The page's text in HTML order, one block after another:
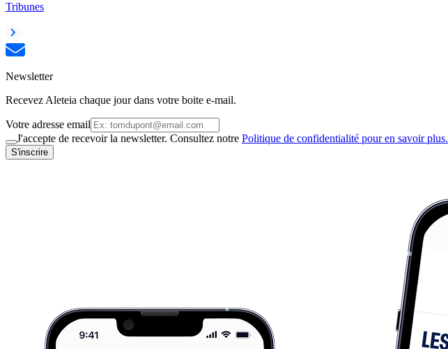
Tribunes
Newsletter
Recevez Aleteia chaque jour dans votre boite e-mail.
Votre adresse email
J'accepte de recevoir la newsletter. Consultez notre Politique de confidentialité pour en savoir plus.
S'inscrire